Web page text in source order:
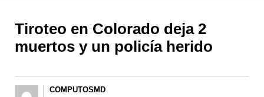
Tiroteo en Colorado deja 2
muertos y un policía herido
COMPUTOSMD